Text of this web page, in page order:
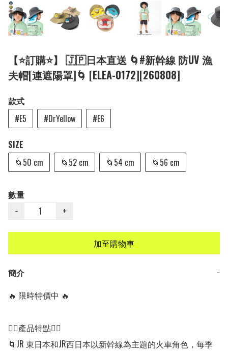
【⭐訂購⭐】 🇯🇵日本直送 🌀#新幹線 防UV 漁
夫帽[連遮陽罩]🌀 [ELEA-0172][260808]
款式
#E5
#DrYellow #E6
SIZE
🌀50 cm
🌀52 cm 🌀54 cm 🌀56 cm
數量
−
+
加至購物車
簡介
−
🔥 限時特價中 🔥
👍🏻產品特點👍🏻
🌀JR 東日本和JR西日本以新幹線為主題的火車角色，每季